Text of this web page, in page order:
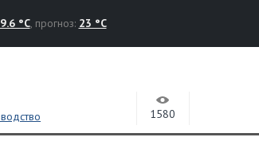
°C, прогноз: 23 °C
1580